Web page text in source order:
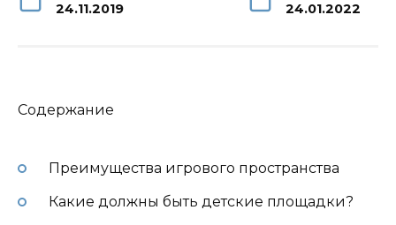
24.11.2019 24.01.2022
Содержание
Преимущества игрового пространства
Какие должны быть детские площадки?